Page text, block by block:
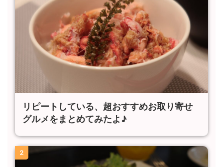
リピートしている、超おすすめお取り寄せ
グルメをまとめてみたよ♪
2